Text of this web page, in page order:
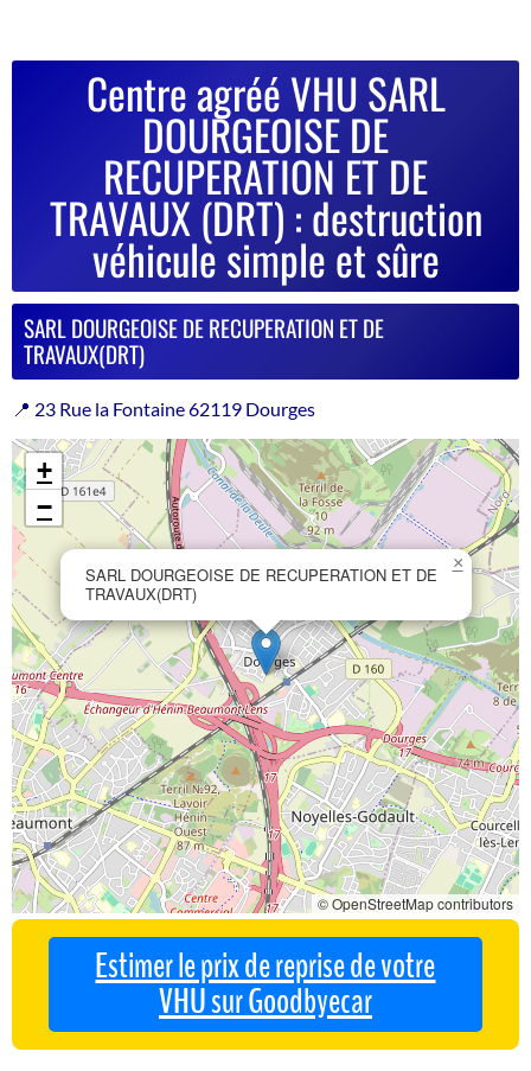
Centre agréé VHU SARL
DOURGEOISE DE
RECUPERATION ET DE
TRAVAUX (DRT) : destruction
véhicule simple et sûre
SARL DOURGEOISE DE RECUPERATION ET DE
TRAVAUX(DRT)
📍 23 Rue la Fontaine 62119 Dourges
SARL DOURGEOISE DE RECUPERATION ET DE
TRAVAUX(DRT)
×
+
−
© OpenStreetMap contributors
Estimer le prix de reprise de votre
VHU sur Goodbyecar